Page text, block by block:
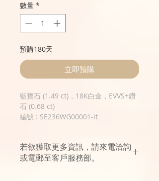
數量 *
預購180天
立即預購
藍寶石 (1.49 ct)，18K白金，EVVS+鑽
石 (0.68 ct)
編號 : SE236WG00001-it
若欲獲取更多資訊，請來電洽詢
或電郵至客戶服務部。